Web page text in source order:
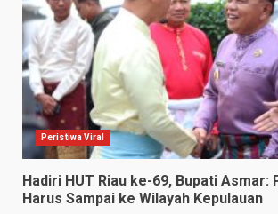
Peristiwa Viral
Hadiri HUT Riau ke-69, Bupati Asmar:
Harus Sampai ke Wilayah Kepulauan